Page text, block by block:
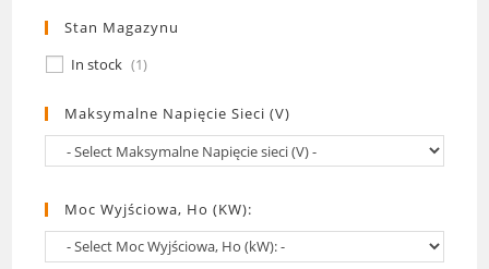
Stan Magazynu
In stock (1)
Maksymalne Napięcie Sieci (V)
Moc Wyjściowa, Ho (kW):